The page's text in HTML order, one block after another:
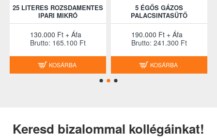
25 LITERES ROZSDAMENTES
IPARI MIKRÓ
130.000 Ft + Áfa
Brutto: 165.100 Ft
KOSÁRBA
5 ÉGŐS GÁZOS
PALACSINTASÜTŐ
190.000 Ft + Áfa
Brutto: 241.300 Ft
KOSÁRBA
Keresd bizalommal kollégáinkat!